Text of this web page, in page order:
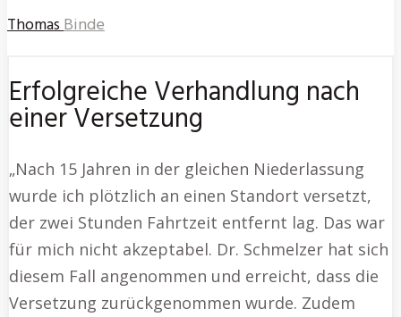
ThomasBinde
Erfolgreiche Verhandlung nach
einer Versetzung
„Nach 15 Jahren in der gleichen Niederlassung
wurde ich plötzlich an einen Standort versetzt,
der zwei Stunden Fahrtzeit entfernt lag. Das war
für mich nicht akzeptabel. Dr. Schmelzer hat sich
diesem Fall angenommen und erreicht, dass die
Versetzung zurückgenommen wurde. Zudem